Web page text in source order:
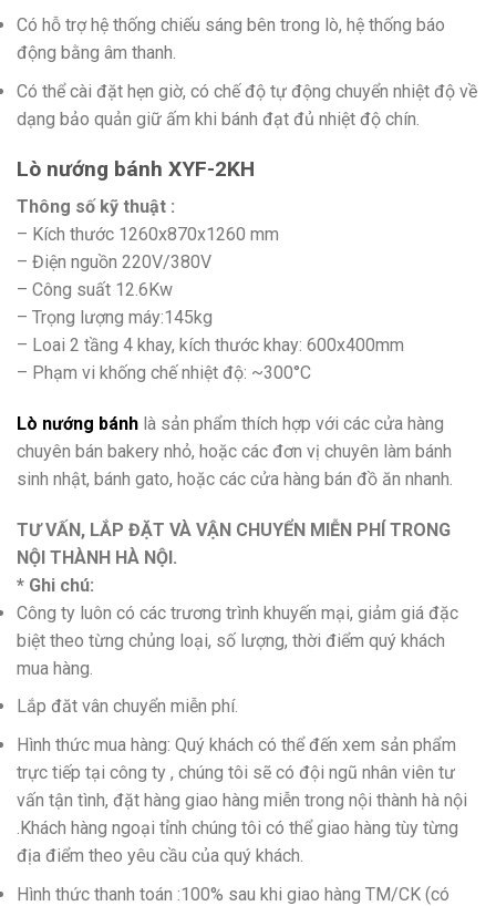
Có hỗ trợ hệ thống chiếu sáng bên trong lò, hệ thống báo
động bằng âm thanh.
Có thể cài đặt hẹn giờ, có chế độ tự động chuyển nhiệt độ về
dạng bảo quản giữ ấm khi bánh đạt đủ nhiệt độ chín.
Lò nướng bánh XYF-2KH
Thông số kỹ thuật :
– Kích thước 1260x870x1260 mm
– Điện nguồn 220V/380V
– Công suất 12.6Kw
– Trọng lượng máy:145kg
– Loai 2 tầng 4 khay, kích thước khay: 600x400mm
– Phạm vi khống chế nhiệt độ: ~300°C
Lò nướng bánh là sản phẩm thích hợp với các cửa hàng
chuyên bán bakery nhỏ, hoặc các đơn vị chuyên làm bánh
sinh nhật, bánh gato, hoặc các cửa hàng bán đồ ăn nhanh.
TƯ VẤN, LẮP ĐẶT VÀ VẬN CHUYỂN MIỄN PHÍ TRONG
NỘI THÀNH HÀ NỘI.
* Ghi chú:
Công ty luôn có các trương trình khuyến mại, giảm giá đặc
biệt theo từng chủng loại, số lượng, thời điểm quý khách
mua hàng.
Lắp đăt vân chuyển miễn phí.
Hình thức mua hàng: Quý khách có thể đến xem sản phẩm
trực tiếp tại công ty , chúng tôi sẽ có đội ngũ nhân viên tư
vấn tận tình, đặt hàng giao hàng miễn trong nội thành hà nội
.Khách hàng ngoại tỉnh chúng tôi có thể giao hàng tùy từng
địa điểm theo yêu cầu của quý khách.
Hình thức thanh toán :100% sau khi giao hàng TM/CK (có